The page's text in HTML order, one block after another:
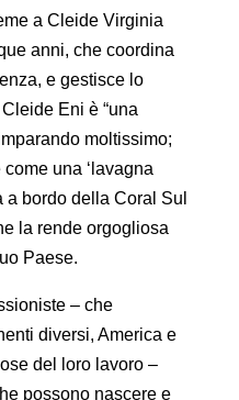
a Cleide Virginia
anni, che coordina
e gestisce lo
Eni è “una
moltissimo;
una ‘lavagna
a bordo della Coral Sul
la rende orgogliosa
Paese.
– che
diversi, America e
del loro lavoro –
possono nascere e